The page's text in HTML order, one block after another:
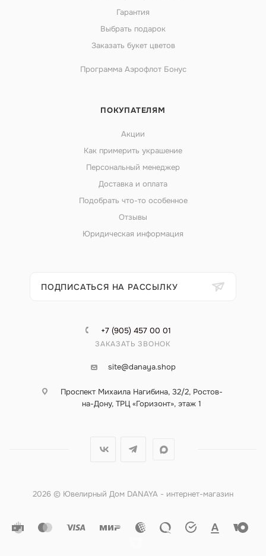
Гарантия
Выбрать подарок
Заказать букет цветов
Программа Аэрофлот Бонус
ПОКУПАТЕЛЯМ
Акции
Как примерить украшение
Персональный менеджер
Доставка и оплата
Подобрать что-то особенное
Отзывы
Юридическая информация
ПОДПИСАТЬСЯ НА РАССЫЛКУ
+7 (905) 457 00 01
ЗАКАЗАТЬ ЗВОНОК
site@danaya.shop
Проспект Михаила Нагибина, 32/2, Ростов-
на-Дону, ТРЦ «Горизонт», этаж 1
2026 © Ювелирный Дом DANAYA - интернет-магазин